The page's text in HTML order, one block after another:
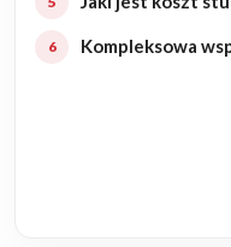
Remonty
Kompleksowa